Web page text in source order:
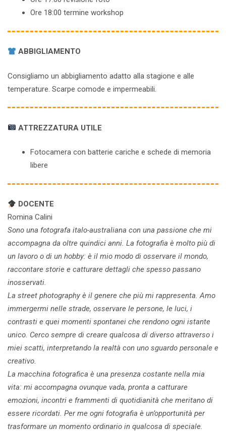
Ore 18:00 termine workshop
ABBIGLIAMENTO
Consigliamo un abbigliamento adatto alla stagione e alle
temperature. Scarpe comode e impermeabili.
ATTREZZATURA UTILE
Fotocamera con batterie cariche e schede di memoria
libere
DOCENTE
Romina Calini
Sono una fotografa italo-australiana con una passione che mi
accompagna da oltre quindici anni. La fotografia è molto più di
un lavoro o di un hobby: è il mio modo di osservare il mondo,
raccontare storie e catturare dettagli che spesso passano
inosservati.
La street photography è il genere che più mi rappresenta. Amo
immergermi nelle strade, osservare le persone, le luci, i
contrasti e quei momenti spontanei che rendono ogni istante
unico. Cerco sempre di creare qualcosa di diverso attraverso i
miei scatti, interpretando la realtà con uno sguardo personale e
creativo.
La macchina fotografica è una presenza costante nella mia
vita: mi accompagna ovunque vada, pronta a catturare
emozioni, incontri e frammenti di quotidianità che meritano di
essere ricordati. Per me ogni fotografia è un’opportunità per
trasformare un momento ordinario in qualcosa di speciale.